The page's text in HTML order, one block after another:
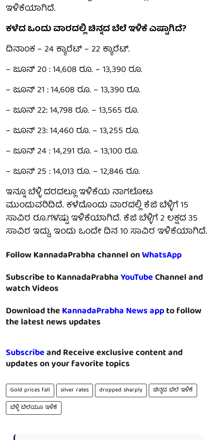
ಇಳಿಕೆಯಾಗಿದೆ.
ಕಳೆದ ಒಂದು ವಾರದಲ್ಲಿ ಚಿನ್ನದ ಬೆಲೆ ಇಳಿಕೆ ಎಷ್ಟಾಗಿದೆ?
ದಿನಾಂಕ – 24 ಕ್ಯಾರೆಟ್ – 22 ಕ್ಯಾರೆಟ್.
– ಜೂನ್ 20 : 14,608 ರೂ. – 13,390 ರೂ.
– ಜೂನ್ 21 : 14,608 ರೂ. – 13,390 ರೂ.
– ಜೂನ್ 22: 14,798 ರೂ. – 13,565 ರೂ.
– ಜೂನ್ 23: 14,460 ರೂ. – 13,255 ರೂ.
– ಜೂನ್ 24 : 14,291 ರೂ. – 13,100 ರೂ.
– ಜೂನ್ 25 : 14,013 ರೂ. – 12,846 ರೂ.
ಇನ್ನೂ ಬೆಳ್ಳಿ ದರದಲ್ಲೂ ಇಳಿಕೆಯ ನಾಗಲೋಟ
ಮುಂದುವರಿದಿದೆ. ಕಳೆದೊಂದು ವಾರದಲ್ಲಿ ಕೆಜಿ ಬೆಳ್ಳಿಗೆ 15
ಸಾವಿರ ರೂ.ಗಳಷ್ಟು ಇಳಿಕೆಯಾಗಿದೆ. ಕೆಜಿ ಬೆಳ್ಳಿಗೆ 2 ಲಕ್ಷದ 35
ಸಾವಿರ ಇದ್ದು, ಇಂದು ಒಂದೇ ದಿನ 10 ಸಾವಿರ ಇಳಿಕೆಯಾಗಿದೆ.
Follow KannadaPrabha channel onWhatsApp
Subscribe to KannadaPrabhaYouTubeChannel and
watch Videos
Download theKannadaPrabha News appto follow
the latest news updates
Subscribeand Receive exclusive content and
updates on your favorite topics
Gold prices fall silver rates dropped sharply
ಚಿನ್ನದ ಬೆಲೆ ಇಳಿಕೆ
ಬೆಳ್ಳಿ ಬೆಲೆಯೂ ಇಳಿಕೆ